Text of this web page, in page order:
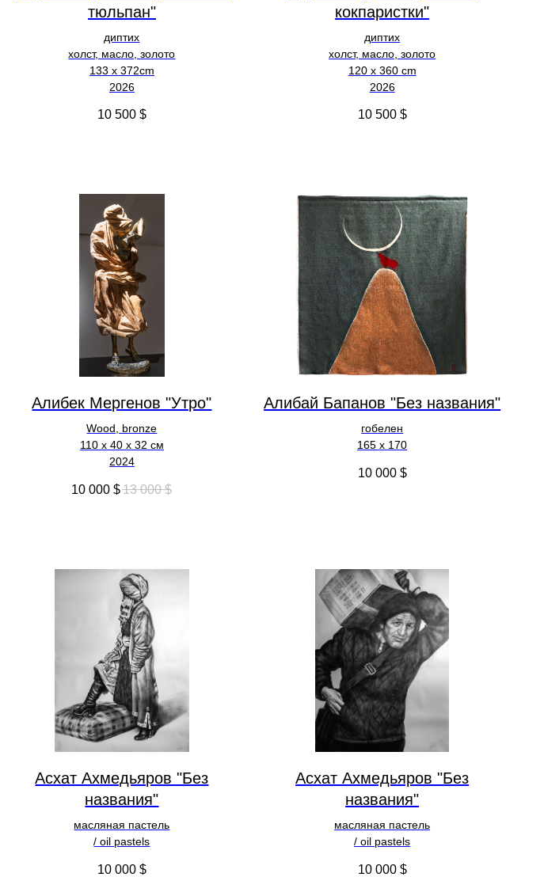
тюльпан"
диптих
холст, масло, золото
133 х 372cm
2026
10 500 $
кокпаристки"
диптих
холст, масло, золото
120 х 360 cm
2026
10 500 $
Алибек Мергенов "Утро"
Wood, bronze
110 х 40 х 32 см
2024
10 000 $ 13 000 $
Алибай Бапанов "Без названия"
гобелен
165 x 170
10 000 $
Асхат Ахмедьяров "Без
названия"
масляная пастель
/ oil pastels
10 000 $
Асхат Ахмедьяров "Без
названия"
масляная пастель
/ oil pastels
10 000 $